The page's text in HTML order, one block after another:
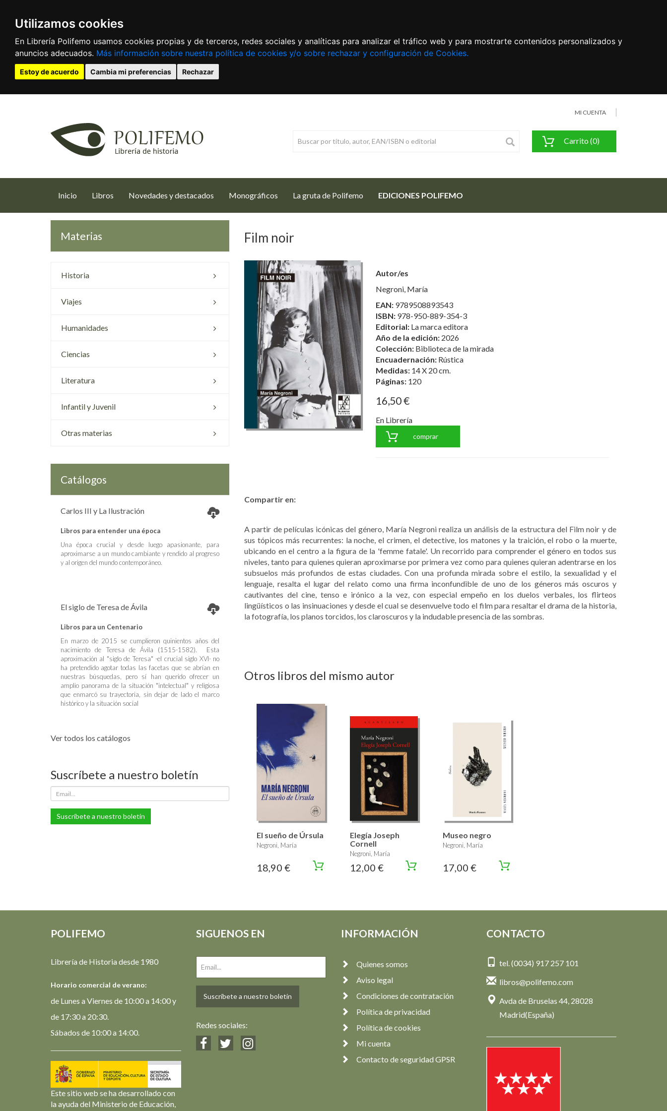
Utilizamos cookies
En Librería Polifemo usamos cookies propias y de terceros, redes sociales y analíticas para analizar el tráfico web y para mostrarte contenidos personalizados y
anuncios adecuados. Más información sobre nuestra política de cookies y/o sobre rechazar y configuración de Cookies.
Estoy de acuerdo Cambia mi preferencias Rechazar
MI CUENTA
Carrito (0)
Inicio (current)
Libros Novedades y destacados Monográficos La gruta de Polifemo EDICIONES POLIFEMO
Materias
Historia
Viajes
Humanidades
Ciencias
Literatura
Infantil y Juvenil
Otras materias
Catálogos
Carlos III y La Ilustración
Libros para entender una época
Una época crucial y desde luego apasionante, para
aproximarse a un mundo cambiante y rendido al progreso
y al origen del mundo contemporáneo.
El siglo de Teresa de Ávila
Libros para un Centenario
En marzo de 2015 se cumplieron quinientos años del
nacimiento de Teresa de Ávila (1515-1582). Esta
aproximación al "siglo de Teresa" -el crucial siglo XVI- no
ha pretendido agotar todas las facetas que se abrían en
nuestras búsquedas, pero sí han querido ofrecer un
amplio panorama de la situación "intelectual" y religiosa
que enmarcó su trayectoria, sin dejar de lado el marco
histórico y la situación social
Ver todos los catálogos
Suscríbete a nuestro boletín
Suscríbete a nuestro boletín
Film noir
Autor/es
Negroni, María
EAN: 9789508893543
ISBN: 978-950-889-354-3
Editorial: La marca editora
Año de la edición: 2026
Colección: Biblioteca de la mirada
Encuadernación: Rústica
Medidas: 14 X 20 cm.
Páginas: 120
16,50 €
En Librería
comprar
Compartir en:
A partir de películas icónicas del género, María Negroni realiza un análisis de la estructura del Film noir y de
sus tópicos más recurrentes: la noche, el crimen, el detective, los matones y la traición, el robo o la muerte,
ubicando en el centro a la figura de la 'femme fatale'. Un recorrido para comprender el género en todos sus
niveles, tanto para quienes quieran aproximarse por primera vez como para quienes quieran adentrarse en los
subsuelos más profundos de estas ciudades. Con una profunda mirada sobre el estilo, la sexualidad y el
lenguaje, resalta el lugar del relato como una firma inconfundible de uno de los géneros más oscuros y
cautivantes del cine, tenso e irónico a la vez, con especial empeño en los duelos verbales, los flirteos
lingüísticos o las insinuaciones y desde el cual se desenvuelve todo el film para resaltar el drama de la historia,
la fotografía, los planos torcidos, los claroscuros y la indudable presencia de las sombras.
Otros libros del mismo autor
El sueño de Úrsula
Negroni, María
18,90 €
Elegía Joseph
Cornell
Negroni, María
12,00 €
Museo negro
Negroni, María
17,00 €
POLIFEMO
Librería de Historia desde 1980
Horario comercial de verano:
de Lunes a Viernes de 10:00 a 14:00 y
de 17:30 a 20:30.
Sábados de 10:00 a 14:00.
Este sitio web se ha desarrollado con
la ayuda del Ministerio de Educación,
SIGUENOS EN
Suscríbete a nuestro boletín
Redes sociales:
INFORMACIÓN
Quienes somos
Aviso legal
Condiciones de contratación
Política de privacidad
Política de cookies
Mi cuenta
Contacto de seguridad GPSR
CONTACTO
tel. (0034) 917 257 101
libros@polifemo.com
Avda de Bruselas 44, 28028
Madrid(España)